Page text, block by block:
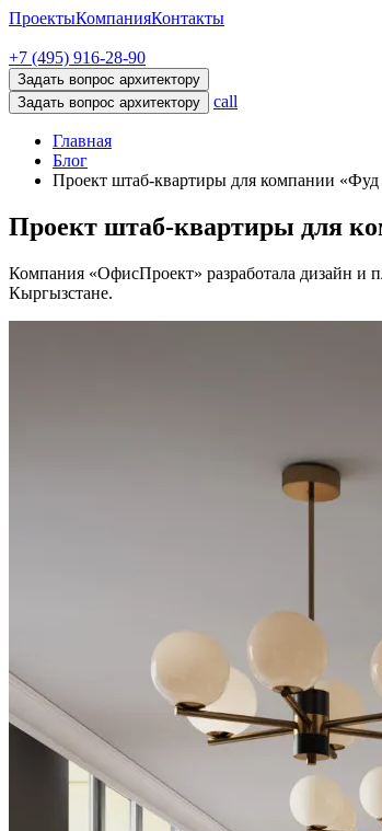
ПроектыКомпанияКонтакты
+7 (495) 916-28-90
Задать вопрос архитектору
Задать вопрос архитектору
call
Главная
Блог
Проект штаб-квартиры для компании
Проект штаб-квартиры для
Компания «ОфисПроект» разработала дизайн и
Кыргызстане.